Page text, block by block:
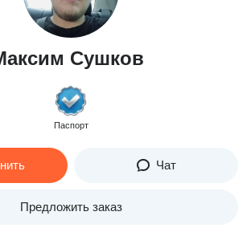
Сушков
Паспорт
Чат
Предложить заказ